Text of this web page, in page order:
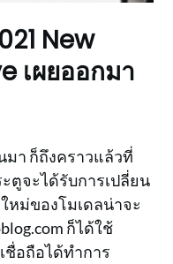
New
เผยออกมา
มา ก็ถึงคราวแล้วที่
ตูจะได้รับการเปลี่ยน
หม่ของโมเดลน่าจะ
ก็ได้ใช้
อถือได้ทำการ